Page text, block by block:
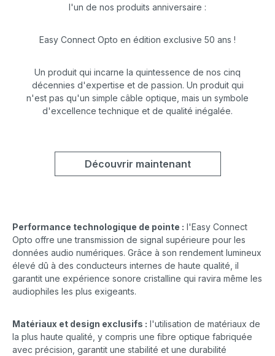
l'un de nos produits anniversaire :
Easy Connect Opto en édition exclusive 50 ans !
Un produit qui incarne la quintessence de nos cinq
décennies d'expertise et de passion. Un produit qui
n'est pas qu'un simple câble optique, mais un symbole
d'excellence technique et de qualité inégalée.
Découvrir maintenant
Performance technologique de pointe : l'Easy Connect
Opto offre une transmission de signal supérieure pour les
données audio numériques. Grâce à son rendement lumineux
élevé dû à des conducteurs internes de haute qualité, il
garantit une expérience sonore cristalline qui ravira même les
audiophiles les plus exigeants.
Matériaux et design exclusifs : l'utilisation de matériaux de
la plus haute qualité, y compris une fibre optique fabriquée
avec précision, garantit une stabilité et une durabilité